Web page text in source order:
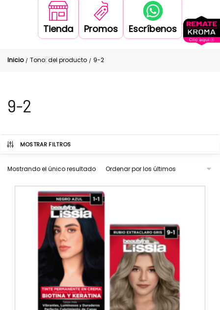
Tienda Promos Escríbenos
Inicio / Tono: del producto / 9-2
9-2
MOSTRAR FILTROS
Mostrando el único resultado